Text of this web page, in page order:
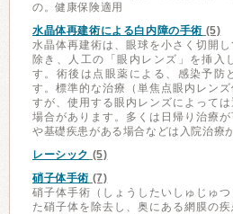
の。健康保険適用
水晶体再建術による白内障の手術 (5)
水晶体再建術は、眼球を小さく切開
除き、人工の「眼内レンズ」を挿入
す。術後は点眼薬による、感染予防
す。標準的な治療（単焦点眼内レン
すが、使用する眼内レンズによって
場合があります。多くは日帰り治療
や基礎疾患がある場合などは入院治療
レーシック (5)
硝子体手術 (7)
硝子体手術（しょうしたいしゅじゅ
た硝子体を除去し、奥にある網膜の